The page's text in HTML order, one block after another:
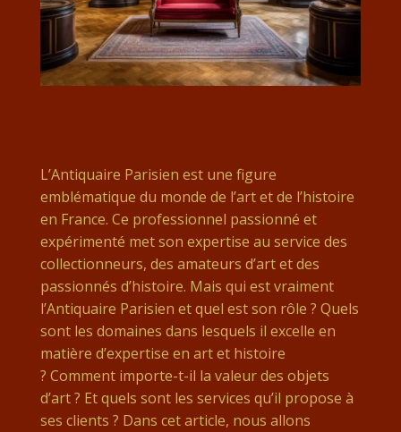
L’Antiquaire Parisien est une figure
emblématique du monde de l’art et de l’histoire
en France. Ce professionnel passionné et
expérimenté met son expertise au service des
collectionneurs, des amateurs d’art et des
passionnés d’histoire. Mais qui est vraiment
l’Antiquaire Parisien et quel est son rôle ? Quels
sont les domaines dans lesquels il excelle en
matière d’expertise en art et histoire
? Comment importe-t-il la valeur des objets
d’art ? Et quels sont les services qu’il propose à
ses clients ? Dans cet article, nous allons